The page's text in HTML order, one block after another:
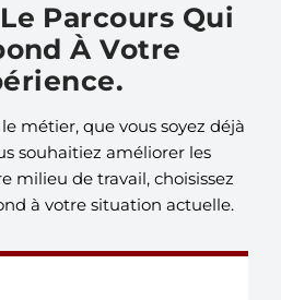
Parcours Qui
À Votre
métier, que vous soyez déjà
souhaitiez améliorer les
milieu de travail, choisissez
à votre situation actuelle.